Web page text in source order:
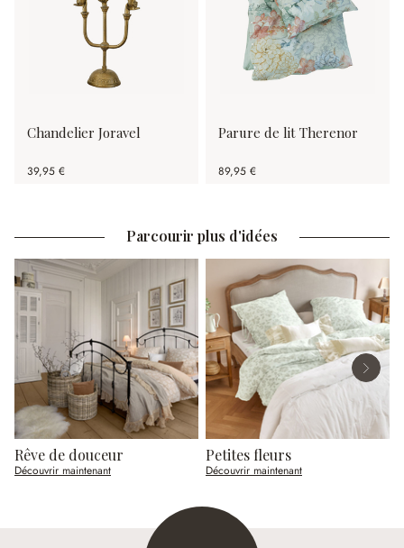
Chandelier Joravel
39,95 €
Parure de lit Therenor
89,95 €
Parcourir plus d'idées
Rêve de douceur
Découvrir maintenant
Petites fleurs
Découvrir maintenant